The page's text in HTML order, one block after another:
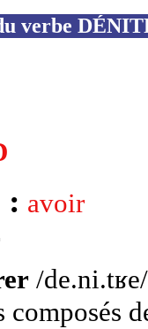
verbe
: avoir
/
composés